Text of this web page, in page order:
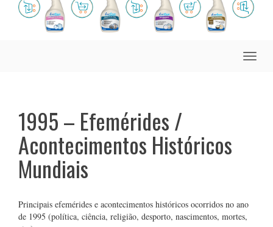
Toggle
1995 – Efemérides /
Acontecimentos Históricos
Mundiais
Principais efemérides e acontecimentos históricos ocorridos no ano
de 1995 (política, ciência, religião, desporto, nascimentos, mortes,